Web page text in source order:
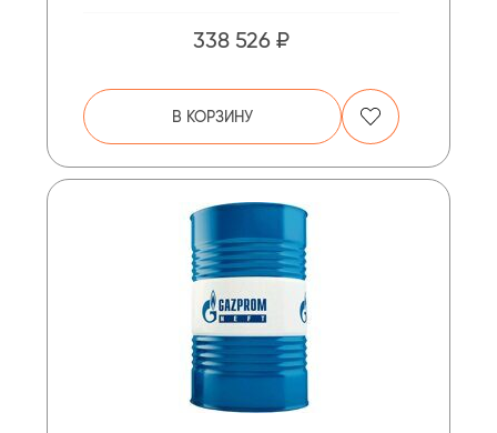
338 526 ₽
В КОРЗИНУ